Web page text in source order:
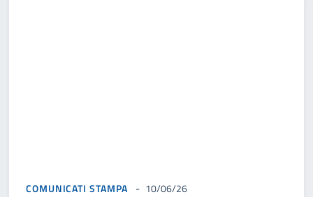
COMUNICATI STAMPA 10/06/26